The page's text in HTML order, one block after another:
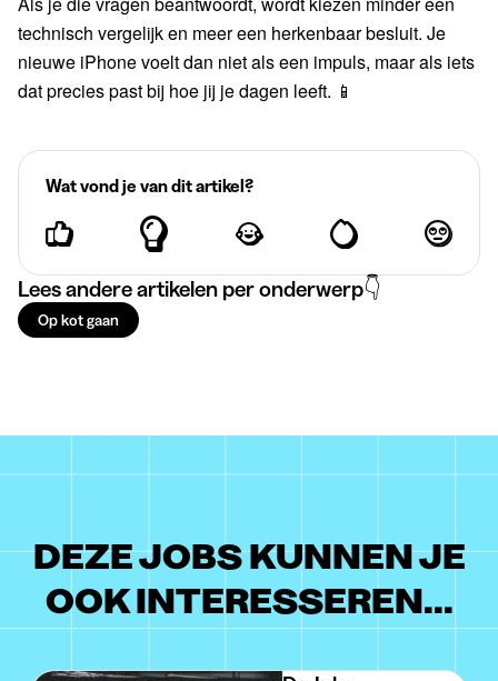
technisch vergelijk en meer een herkenbaar besluit. Je
nieuwe iPhone voelt dan niet als een impuls, maar als iets
dat precies past bij hoe jij je dagen leeft. 📱
Wat vond je van dit artikel?
Lees andere artikelen per onderwerp👇
Op kot gaan
DEZE JOBS KUNNEN JE
OOK INTERESSEREN...